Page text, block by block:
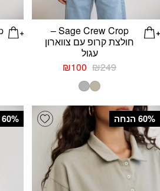
Sage Crew Crop –
חולצת קרופ עם צווארון
עגול
₪249
המחיר
המקורי
היה:
₪100
המחיר
Add wishlist ‫60% הנחה ‫60% הנחה